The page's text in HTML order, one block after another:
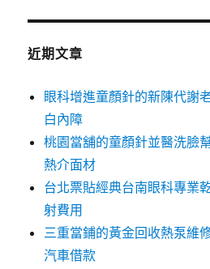
鍵
近期文章
眼科增進童顏針的新陳代謝
白內障
桃園當舖的童顏針並醫洗臉
熱介面材
台北票貼經典台南眼科專業
射費用
三重當鋪的黃金回收熱泵維
汽車借款